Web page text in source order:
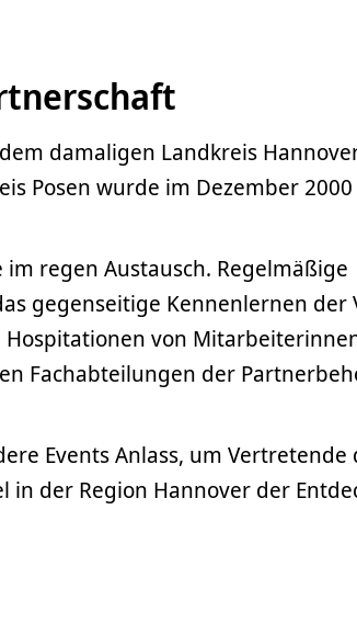
damaligen Landkreis
Posen wurde im Dezember
regen Austausch. Regelmäßige
gegenseitige Kennenlernen der
von
Fachabteilungen der
Events Anlass, um Vertretende
in der Region Hannover der